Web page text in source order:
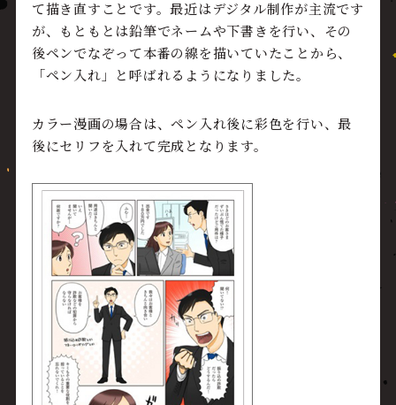
て描き直すことです。最近はデジタル制作が主流です
が、もともとは鉛筆でネームや下書きを行い、その
後ペンでなぞって本番の線を描いていたことから、
「ペン入れ」と呼ばれるようになりました。
カラー漫画の場合は、ペン入れ後に彩色を行い、最
後にセリフを入れて完成となります。